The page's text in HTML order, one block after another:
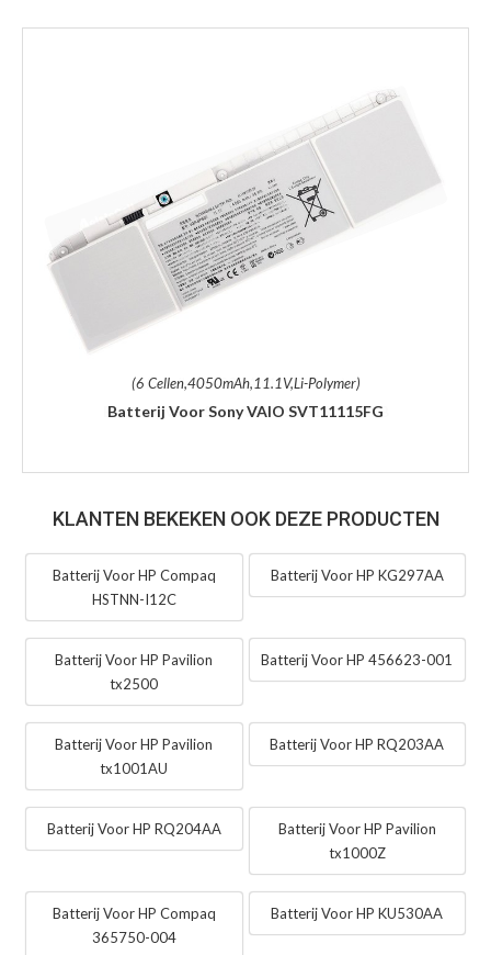
(6 Cellen,4050mAh,11.1V,Li-Polymer)
Batterij Voor Sony VAIO SVT11115FG
KLANTEN BEKEKEN OOK DEZE PRODUCTEN
Batterij Voor HP Compaq
HSTNN-I12C
Batterij Voor HP KG297AA
Batterij Voor HP Pavilion
tx2500
Batterij Voor HP 456623-001
Batterij Voor HP Pavilion
tx1001AU
Batterij Voor HP RQ203AA
Batterij Voor HP RQ204AA
Batterij Voor HP Pavilion
tx1000Z
Batterij Voor HP Compaq
365750-004
Batterij Voor HP KU530AA